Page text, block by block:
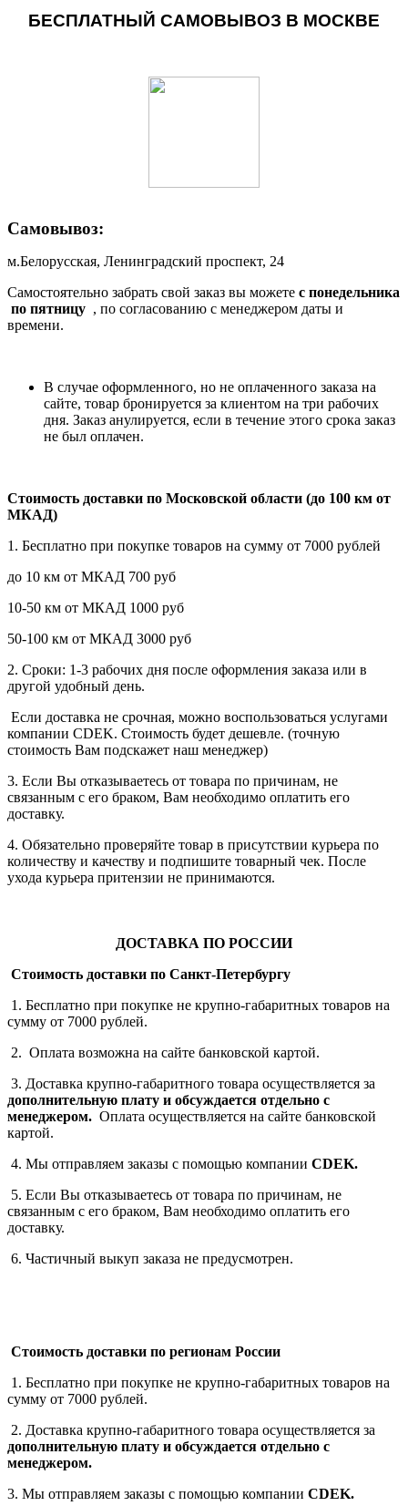
БЕСПЛАТНЫЙ САМОВЫВОЗ В МОСКВЕ
Самовывоз:
м.Белорусская, Ленинградский проспект, 24
Самостоятельно забрать свой заказ вы можете c понедельника
по пятницу , по согласованию с менеджером даты и
времени.
В случае оформленного, но не оплаченного заказа на
сайте, товар бронируется за клиентом на три рабочих
дня. Заказ анулируется, если в течение этого срока заказ
не был оплачен.
Стоимость доставки по Московской области (до 100 км от
МКАД)
1. Бесплатно при покупке товаров на сумму от 7000 рублей
до 10 км от МКАД 700 руб
10-50 км от МКАД 1000 руб
50-100 км от МКАД 3000 руб
2. Сроки: 1-3 рабочих дня после оформления заказа или в
другой удобный день.
Если доставка не срочная, можно воспользоваться услугами
компании СDEK. Стоимость будет дешевле. (точную
стоимость Вам подскажет наш менеджер)
3. Если Вы отказываетесь от товара по причинам, не
связанным с его браком, Вам необходимо оплатить его
доставку.
4. Обязательно проверяйте товар в присутствии курьера по
количеству и качеству и подпишите товарный чек. После
ухода курьера притензии не принимаются.
ДОСТАВКА ПО РОССИИ
Стоимость доставки по Санкт-Петербургу
1. Бесплатно при покупке не крупно-габаритных товаров на
сумму от 7000 рублей.
2. Оплата возможна на сайте банковской картой.
3. Доставка крупно-габаритного товара осуществляется за
дополнительную плату и обсуждается отдельно с
менеджером. Оплата осуществляется на сайте банковской
картой.
4. Мы отправляем заказы с помощью компании СDEK.
5. Если Вы отказываетесь от товара по причинам, не
связанным с его браком, Вам необходимо оплатить его
доставку.
6. Частичный выкуп заказа не предусмотрен.
Стоимость доставки по регионам России
1. Бесплатно при покупке не крупно-габаритных товаров на
сумму от 7000 рублей.
2. Доставка крупно-габаритного товара осуществляется за
дополнительную плату и обсуждается отдельно с
менеджером.
3. Мы отправляем заказы с помощью компании СDEK.